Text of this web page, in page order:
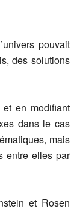
pouvait
des solutions
en modifiant
dans le cas
mais
entre elles par
et Rosen